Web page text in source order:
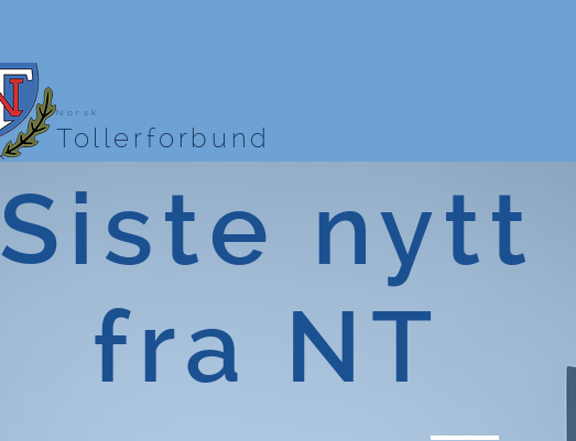
Norsk
Tollerforbund
Siste nytt
fra NT